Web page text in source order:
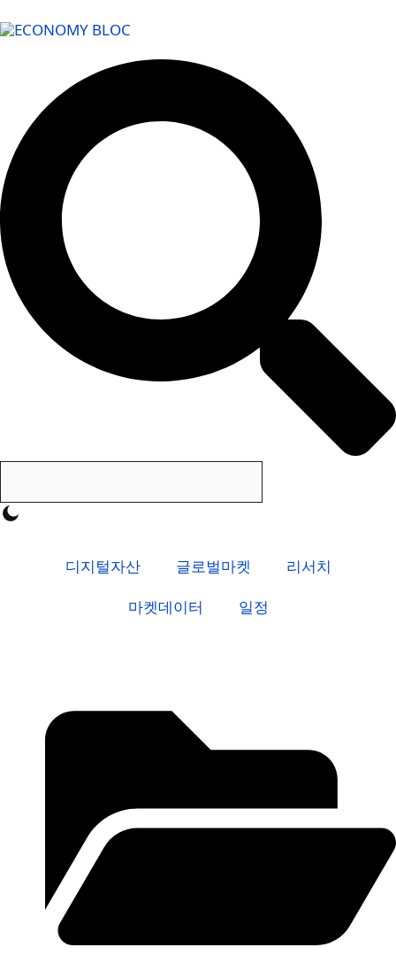
디지털자산 글로벌마켓
리서치
마켓데이터
일정